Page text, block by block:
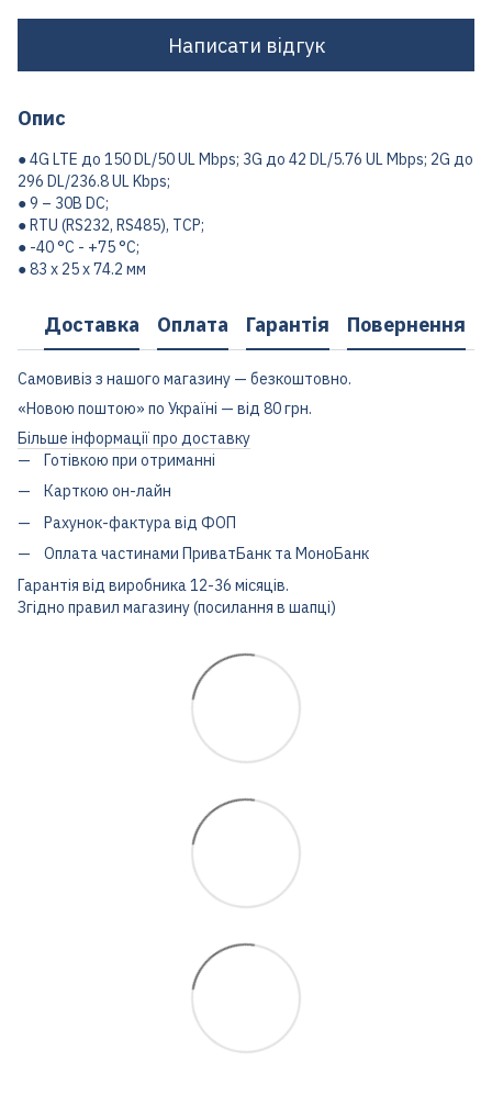
Написати відгук
Опис
● 4G LTE до 150 DL/50 UL Mbps; 3G до 42 DL/5.76 UL Mbps; 2G до
296 DL/236.8 UL Kbps;
● 9 – 30В DC;
● RTU (RS232, RS485), TCP;
● -40 °C - +75 °C;
● 83 x 25 x 74.2 мм
Доставка Оплата Гарантія Повернення
Самовивіз з нашого магазину — безкоштовно.
«Новою поштою» по Україні — від 80 грн.
Більше інформації про доставку
Готівкою при отриманні
Карткою он-лайн
Рахунок-фактура від ФОП
Оплата частинами ПриватБанк та МоноБанк
Гарантія від виробника 12-36 місяців.
Згідно правил магазину (посилання в шапці)